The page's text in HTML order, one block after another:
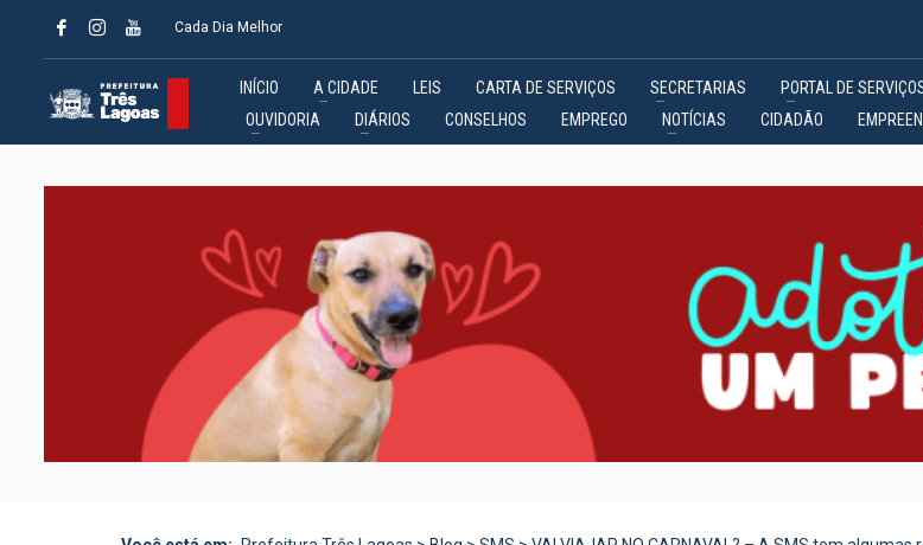
Cada Dia Melhor
INÍCIO A CIDADE LEIS CARTA DE SERVIÇOS SECRETARIAS PORTAL DE
OUVIDORIA
DIÁRIOS CONSELHOS EMPREGO NOTÍCIAS CIDADÃO